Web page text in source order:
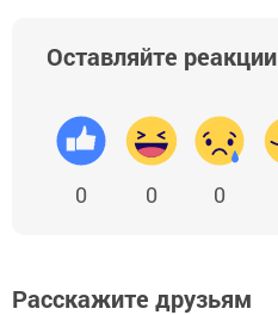
Оставляйте реакции
0 0 0
Расскажите друзьям